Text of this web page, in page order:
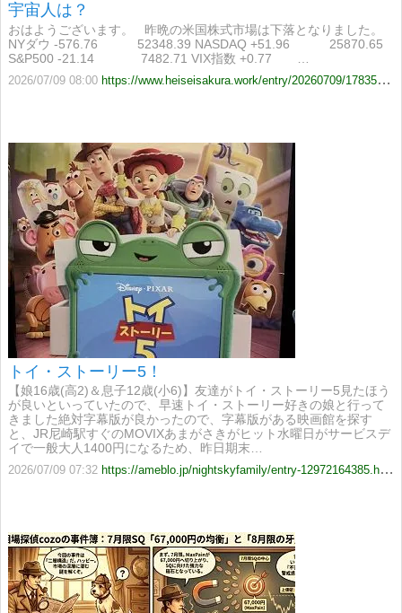
宇宙人は？
おはようございます。 昨晩の米国株式市場は下落となりました。
NYダウ -576.76 52348.39 NASDAQ +51.96 25870.65
S&P500 -21.14 7482.71 VIX指数 +0.77 …
2026/07/09 08:00 https://www.heiseisakura.work/entry/20260709/1783551600
トイ・ストーリー5！
【娘16歳(高2)＆息子12歳(小6)】友達がトイ・ストーリー5見たほう
が良いといっていたので、早速トイ・ストーリー好きの娘と行って
きました絶対字幕版が良かったので、字幕版がある映画館を探す
と、JR尼崎駅すぐのMOVIXあまがさきがヒット水曜日がサービスデ
イで一般大人1400円になるため、昨日期末…
2026/07/09 07:32 https://ameblo.jp/nightskyfamily/entry-12972164385.html